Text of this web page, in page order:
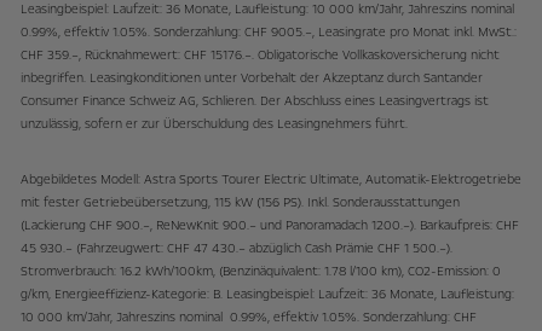
Leasingbeispiel: Laufzeit: 36 Monate, Laufleistung: 10 000 km/Jahr, Jahreszins nominal
0.99%, effektiv 1.05%. Sonderzahlung: CHF 9005.–, Leasingrate pro Monat inkl. MwSt.:
CHF 359.–, Rücknahmewert: CHF 15176.–. Obligatorische Vollkaskoversicherung nicht
inbegriffen. Leasingkonditionen unter Vorbehalt der Akzeptanz durch Santander
Consumer Finance Schweiz AG, Schlieren. Der Abschluss eines Leasingvertrags ist
unzulässig, sofern er zur Überschuldung des Leasingnehmers führt.
Abgebildetes Modell: Astra Sports Tourer Electric Ultimate, Automatik-Elektrogetriebe
mit fester Getriebeübersetzung, 115 kW (156 PS). Inkl. Sonderausstattungen
(Lackierung CHF 900.–, ReNewKnit 900.– und Panoramadach 1200.–). Barkaufpreis: CHF
45 930.– (Fahrzeugwert: CHF 47 430.– abzüglich Cash Prämie CHF 1 500.–).
Stromverbrauch: 16.2 kWh/100km, (Benzinäquivalent: 1.78 l/100 km), CO2-Emission: 0
g/km, Energieeffizienz-Kategorie: B. Leasingbeispiel: Laufzeit: 36 Monate, Laufleistung:
10 000 km/Jahr, Jahreszins nominal 0.99%, effektiv 1.05%. Sonderzahlung: CHF